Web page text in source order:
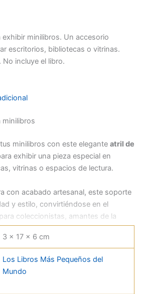
exhibir minilibros. Un accesorio
escritorios, bibliotecas o vitrinas.
incluye el libro.
minilibros
tus minilibros con este eleganteatril de
exhibir una pieza especial en
vitrinas o espacios de lectura.
con acabado artesanal, este soporte
y estilo, convirtiéndose en el
coleccionistas, amantes de la
una forma original de decorar con
tu título favorito o para
especial.
3 × 17 × 6 cm
Los Libros Más Pequeños del
Mundo